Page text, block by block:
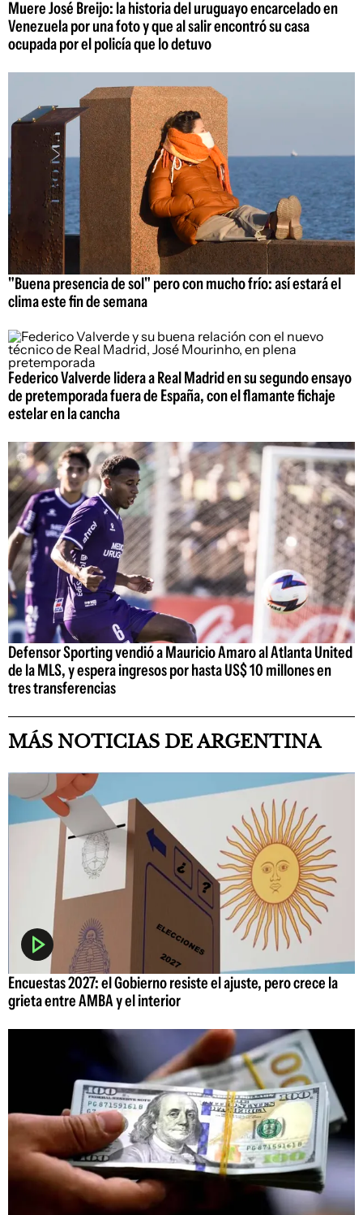
Muere José Breijo: la historia del uruguayo encarcelado en
Venezuela por una foto y que al salir encontró su casa
ocupada por el policía que lo detuvo
"Buena presencia de sol" pero con mucho frío: así estará el
clima este fin de semana
Federico Valverde lidera a Real Madrid en su segundo ensayo
de pretemporada fuera de España, con el flamante fichaje
estelar en la cancha
Defensor Sporting vendió a Mauricio Amaro al Atlanta United
de la MLS, y espera ingresos por hasta US$ 10 millones en
tres transferencias
MÁS NOTICIAS DE ARGENTINA
Encuestas 2027: el Gobierno resiste el ajuste, pero crece la
grieta entre AMBA y el interior